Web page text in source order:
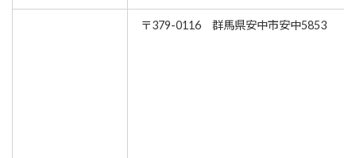
〒379-0116 群馬県安中市安中5853